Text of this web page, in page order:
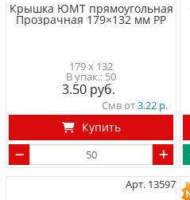
Крышка ЮМТ прямоугольная
Прозрачная 179×132 мм PP
179 x 132
50
3.50
Смв от3.22
Купить
Арт. 13597